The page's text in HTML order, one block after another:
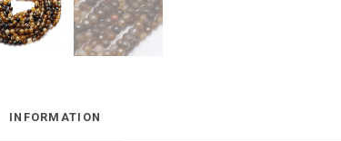
INFORMATION